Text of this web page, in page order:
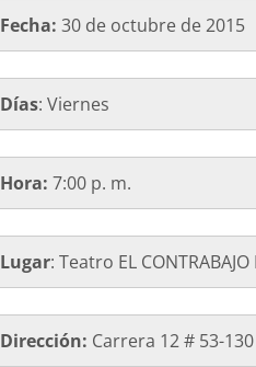
Fecha: 30 de octubre de 2015
Días: Viernes
Hora: 7:00 p. m.
Lugar: Teatro EL
Dirección: Carrera 12 # 53-130